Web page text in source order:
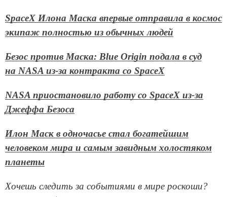
SpaceX Илона Маска впервые отправила в космос
экипаж полностью из обычных людей
Безос против Маска: Blue Origin подала в суд
на NASA из-за контракта со SpaceX
NASA приостановило работу со SpaceX из-за
Джеффа Безоса
Илон Маск в одночасье стал богатейшим
человеком мира и самым завидным холостяком
планеты
Хочешь следить за событиями в мире роскоши?